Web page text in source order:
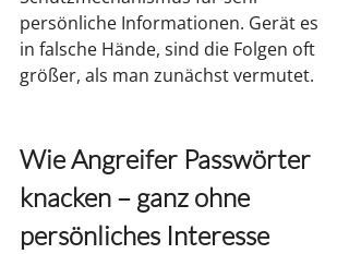
persönliche Informationen. Gerät es
in falsche Hände, sind die Folgen oft
größer, als man zunächst vermutet.
Wie Angreifer Passwörter
knacken – ganz ohne
persönliches Interesse